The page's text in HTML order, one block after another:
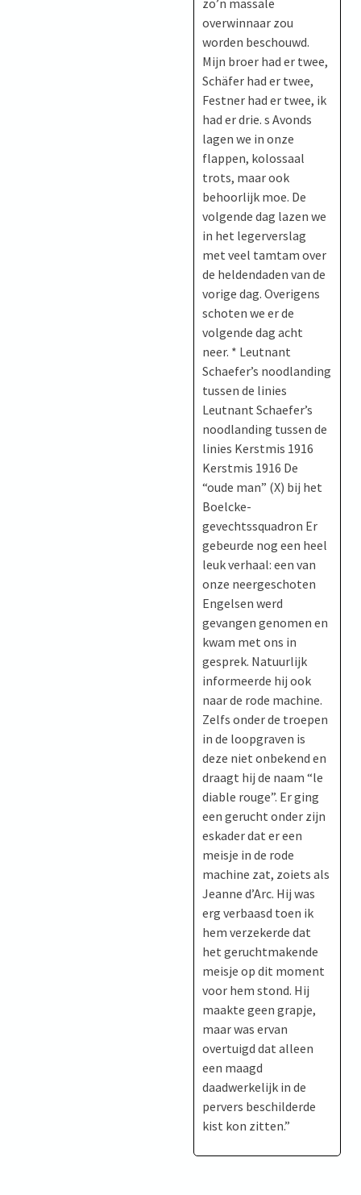
overwinnaar zou
worden beschouwd.
Mijn broer had er twee,
Schäfer had er twee,
Festner had er twee, ik
had er drie. s Avonds
lagen we in onze
flappen, kolossaal
trots, maar ook
behoorlijk moe. De
volgende dag lazen we
in het legerverslag
met veel tamtam over
de heldendaden van de
vorige dag. Overigens
schoten we er de
volgende dag acht
neer. * Leutnant
Schaefer’s noodlanding
tussen de linies
Leutnant Schaefer’s
noodlanding tussen de
linies Kerstmis 1916
Kerstmis 1916 De
“oude man” (X) bij het
Boelcke-
gevechtssquadron Er
gebeurde nog een heel
leuk verhaal: een van
onze neergeschoten
Engelsen werd
gevangen genomen en
kwam met ons in
gesprek. Natuurlijk
informeerde hij ook
naar de rode machine.
Zelfs onder de troepen
in de loopgraven is
deze niet onbekend en
draagt hij de naam “le
diable rouge”. Er ging
een gerucht onder zijn
eskader dat er een
meisje in de rode
machine zat, zoiets als
Jeanne d’Arc. Hij was
erg verbaasd toen ik
hem verzekerde dat
het geruchtmakende
meisje op dit moment
voor hem stond. Hij
maakte geen grapje,
maar was ervan
overtuigd dat alleen
een maagd
daadwerkelijk in de
pervers beschilderde
kist kon zitten.”